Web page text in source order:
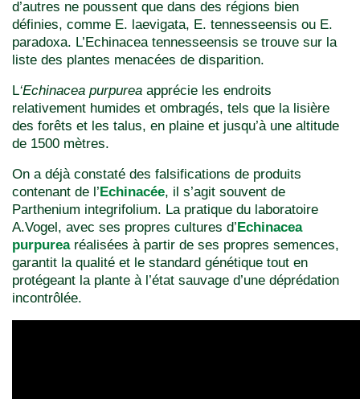
d’autres ne poussent que dans des régions bien
définies, comme E. laevigata, E. tennesseensis ou E.
paradoxa. L’Echinacea tennesseensis se trouve sur la
liste des plantes menacées de disparition.
L‘Echinacea purpurea apprécie les endroits
relativement humides et ombragés, tels que la lisière
des forêts et les talus, en plaine et jusqu’à une altitude
de 1500 mètres.
On a déjà constaté des falsifications de produits
contenant de l’Echinacée, il s’agit souvent de
Parthenium integrifolium. La pratique du laboratoire
A.Vogel, avec ses propres cultures d’Echinacea
purpurearéalisées à partir de ses propres semences,
garantit la qualité et le standard génétique tout en
protégeant la plante à l’état sauvage d’une déprédation
incontrôlée.